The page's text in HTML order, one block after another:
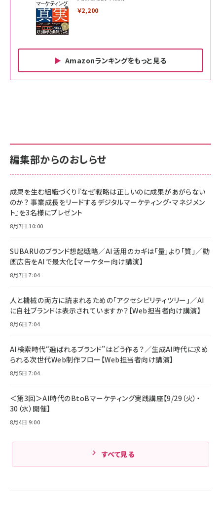
￥2,200
Amazonランキングをもっと見る
￥880
anan(アンアン)2026/06/24号 No.2500増刊
スペシャルエディション[王道エンタメの矜持／
￥1,100
anan(アンアン)2026/07/08号 No.2502[2026
￥880
ママ投資家が育休中に１億貯めた株式投資
組織の成果を最大化する ルールのデザイン
￥1,980
Amazonランキングをもっと見る
サポート正規品 メーカー保証5年 KLMEA128G
NIMASO ガラスフィルム iPhone 17 用 保護フィ
すい ガイド枠付き いPhone17 (6.3インチ) 対応
2枚セット DSP25F1698
￥1,599
￥6,980
全ワイヤレスイヤホン/アクティブノイズキャンセリ
技術基準適合】ブラック
￥5,990
ケーブル Anker絡まないケーブル 240W 結束バン
ド付き USB PD対応 シリコン素材採用 iPhone
17 / 16 / 15 / Galaxy iPad Pro MacBook
Pro/Air 各種対応 (1.8m ミッドナイトブラック)
￥1,890
サポート正規品 メーカー保証5年 KLMEA128G
Amazon eギフトカード - Amazonロゴ - クラ
￥5,000
Anker PowerLine III Flow USB-C & USB-C
Pro/Air 各種対応 (1.8m ミッドナイトブラック)
￥1,890
サッポロ 生ビール 黒ラベル 350ml 缶 24本 ビー
ル ケース買い【6/30応募〆切! 黒ラベルビヤセラー
￥4,857
編集部からのおしらせ
成果を生む組織づくり『なぜ戦略は正しいのに成果があがらない
のか？ 事業成長をリードするデジタルマーケティング・マネジメン
ト』を3名様にプレゼント
8月7日 10:00
SUBARUのブランド想起戦略／AI活用のカギは「量」より「質」／動
画広告をAIで最大化【マーケター向け講演】
8月7日 7:04
人と機械の両方に読まれるための「アクセシビリティツリー」／AI
に自社ブランドは表示されていますか？【Web担当者向け講演】
8月6日 7:04
AI検索時代“選ばれるブランド”はどう作る？／生成AI時代に求め
られる次世代Web制作フロー【Web担当者向け講演】
8月5日 7:04
＜第3回＞AI時代のBtoBマーケティング実践講座【9/29（火）・
30（水）開催】
8月4日 9:00
すべて見る